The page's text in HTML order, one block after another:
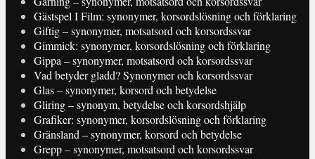
Gästspel I Film: synonymer, korsordslösning och förklaring
Giftig – synonymer, motsatsord och korsordssvar
Gimmick: synonymer, korsordslösning och förklaring
Gippa – synonymer, motsatsord och korsordssvar
Vad betyder gladd? Synonymer och korsordssvar
Glas – synonymer, korsord och betydelse
Gliring – synonym, betydelse och korsordshjälp
Grafiker: synonymer, korsordslösning och förklaring
Gränsland – synonymer, korsord och betydelse
Grepp – synonymer, motsatsord och korsordssvar